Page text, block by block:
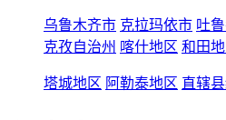
乌鲁木齐市 克拉玛依市 吐
克孜自治州 喀什地区 和田
塔城地区 阿勒泰地区 直辖